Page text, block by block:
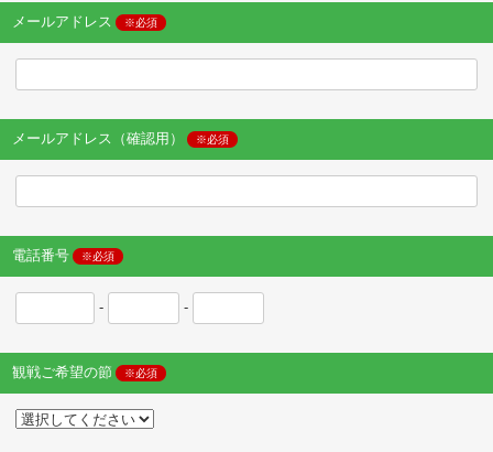
メールアドレス ※必須
メールアドレス（確認用） ※必須
電話番号 ※必須
- -
観戦ご希望の節 ※必須